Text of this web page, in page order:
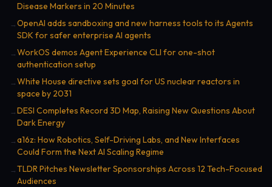
Disease Markers in 20 Minutes
→ OpenAI adds sandboxing and new harness tools to its Agents
SDK for safer enterprise AI agents
→ WorkOS demos Agent Experience CLI for one-shot
authentication setup
→ White House directive sets goal for US nuclear reactors in
space by 2031
→ DESI Completes Record 3D Map, Raising New Questions About
Dark Energy
→ a16z: How Robotics, Self-Driving Labs, and New Interfaces
Could Form the Next AI Scaling Regime
→ TLDR Pitches Newsletter Sponsorships Across 12 Tech-Focused
Audiences